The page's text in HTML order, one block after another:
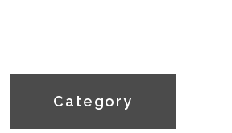
Category​